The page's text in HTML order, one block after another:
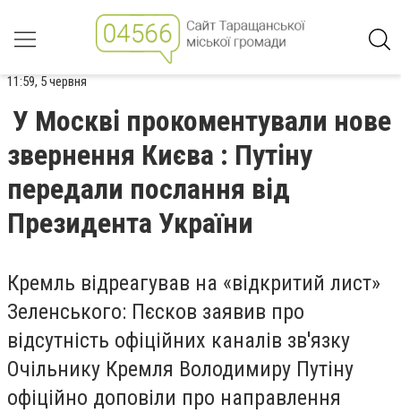
11:59, 5 червня
У Москві прокоментували нове
звернення Києва : Путіну
передали послання від
Президента України
Кремль відреагував на «відкритий лист»
Зеленського: Пєсков заявив про
відсутність офіційних каналів зв'язку
Очільнику Кремля Володимиру Путіну
офіційно доповіли про направлення